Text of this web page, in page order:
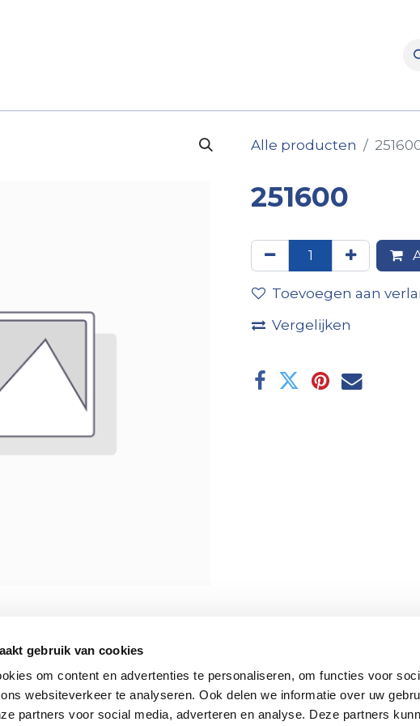
gebruik van cookies
om content en advertenties te personaliseren, om functies voor
websiteverkeer te analyseren. Ook delen we informatie over uw
partners voor social media, adverteren en analyse. Deze partners
Alle producten
251600
Toevoegen aan
Vergelijken